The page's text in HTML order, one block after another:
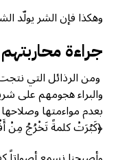
وهكذا فإن الشر يولّد
جراءة
ومن الرذائل التي
والبراء هجومهم على
بعدم مواءمتها
﴿كَبُرَتْ كلمةً تَخْرُجُ مِنْ